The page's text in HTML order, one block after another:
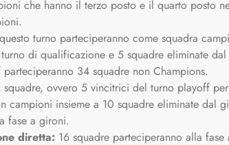
che hanno il terzo posto e il quarto posto
turno parteciperanno come squadra
di qualificazione e 5 squadre eliminate
34 squadre non Champions.
squadre, ovvero 5 vincitrici del turno playoff
campioni insieme a 10 squadre eliminate dal
fase a gironi.
diretta: 16 squadre parteciperanno alla